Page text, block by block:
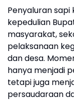
Penyaluran
kepedulian
masyarakat,
pelaksanaan
dan desa.
hanya menjadi
tetapi juga
persaudaraan